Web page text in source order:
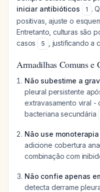
iniciar antibióticos
1 .
positivas, ajuste o
Entretanto, culturas são
casos
5 , justificando a
Armadilhas Comuns e
Não subestime a
pleural persistente
extravasamento viral -
bacteriana secundária
Não use
adicione cobertura
combinação com
Não confie apenas
detecta derrame